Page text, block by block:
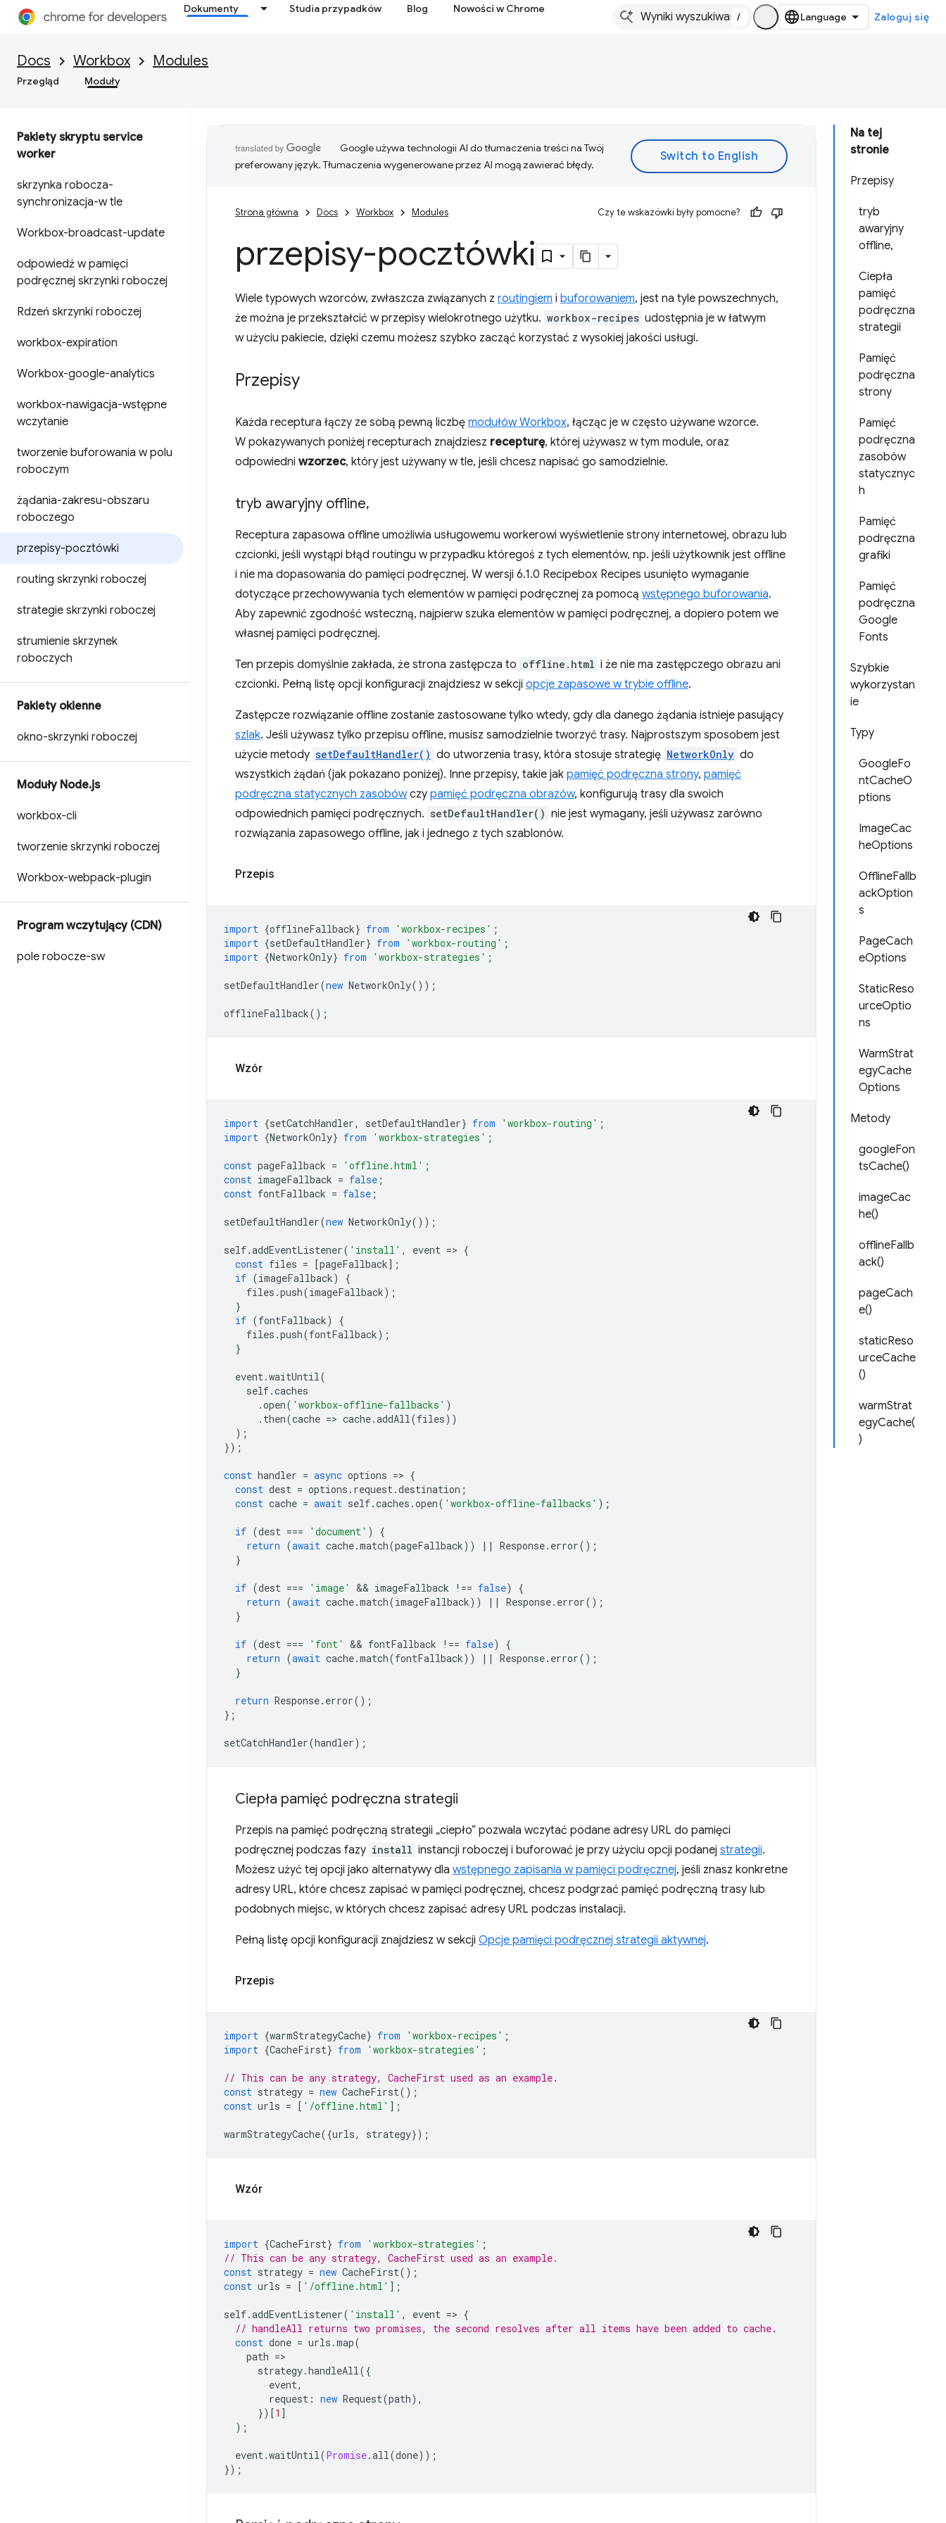
Dokumenty Studia przypadków Blog Nowości w Chrome
/ Zaloguj się
Docs Workbox Modules
Przegląd Moduły
Pakiety skryptu service
worker
skrzynka robocza-
synchronizacja-w tle
Workbox-broadcast-update
odpowiedź w pamięci
podręcznej skrzynki roboczej
Rdzeń skrzynki roboczej
workbox-expiration
Workbox-google-analytics
workbox-nawigacja-wstępne
wczytanie
tworzenie buforowania w polu
roboczym
żądania-zakresu-obszaru
roboczego
przepisy-pocztówki
routing skrzynki roboczej
strategie skrzynki roboczej
strumienie skrzynek
roboczych
Pakiety okienne
okno-skrzynki roboczej
Moduły Node.js
workbox-cli
tworzenie skrzynki roboczej
Workbox-webpack-plugin
Program wczytujący (CDN)
pole robocze-sw
Na tej
stronie
Przepisy
tryb
awaryjny
offline,
Ciepła
pamięć
podręczna
strategii
Pamięć
podręczna
strony
Pamięć
podręczna
zasobów
statycznyc
h
Pamięć
podręczna
grafiki
Pamięć
podręczna
Google
Fonts
Szybkie
wykorzystan
ie
Typy
GoogleFo
ntCacheO
ptions
ImageCac
heOptions
OfflineFallb
ackOption
s
PageCach
eOptions
StaticReso
urceOptio
ns
WarmStrat
egyCache
Options
Metody
googleFon
tsCache()
imageCac
he()
offlineFallb
ack()
pageCach
e()
staticReso
urceCache
()
warmStrat
egyCache(
)
Google używa technologii AI do tłumaczenia treści na Twój
preferowany język. Tłumaczenia wygenerowane przez AI mogą zawierać błędy.
Strona główna Docs Workbox Modules Czy te wskazówki były pomocne?
przepisy-pocztówki
Wiele typowych wzorców, zwłaszcza związanych z routingiem i buforowaniem, jest na tyle powszechnych,
że można je przekształcić w przepisy wielokrotnego użytku. workbox-recipes udostępnia je w łatwym
w użyciu pakiecie, dzięki czemu możesz szybko zacząć korzystać z wysokiej jakości usługi.
Przepisy
Każda receptura łączy ze sobą pewną liczbę modułów Workbox, łącząc je w często używane wzorce.
W pokazywanych poniżej recepturach znajdziesz recepturę, której używasz w tym module, oraz
odpowiedni wzorzec, który jest używany w tle, jeśli chcesz napisać go samodzielnie.
tryb awaryjny offline,
Receptura zapasowa offline umożliwia usługowemu workerowi wyświetlenie strony internetowej, obrazu lub
czcionki, jeśli wystąpi błąd routingu w przypadku któregoś z tych elementów, np. jeśli użytkownik jest offline
i nie ma dopasowania do pamięci podręcznej. W wersji 6.1.0 Recipebox Recipes usunięto wymaganie
dotyczące przechowywania tych elementów w pamięci podręcznej za pomocą wstępnego buforowania.
Aby zapewnić zgodność wsteczną, najpierw szuka elementów w pamięci podręcznej, a dopiero potem we
własnej pamięci podręcznej.
Ten przepis domyślnie zakłada, że strona zastępcza to offline.html i że nie ma zastępczego obrazu ani
czcionki. Pełną listę opcji konfiguracji znajdziesz w sekcji opcje zapasowe w trybie offline.
Zastępcze rozwiązanie offline zostanie zastosowane tylko wtedy, gdy dla danego żądania istnieje pasujący
szlak. Jeśli używasz tylko przepisu offline, musisz samodzielnie tworzyć trasy. Najprostszym sposobem jest
użycie metody setDefaultHandler() do utworzenia trasy, która stosuje strategię NetworkOnly do
wszystkich żądań (jak pokazano poniżej). Inne przepisy, takie jak pamięć podręczna strony, pamięć
podręczna statycznych zasobówczy pamięć podręczna obrazów, konfigurują trasy dla swoich
odpowiednich pamięci podręcznych. setDefaultHandler() nie jest wymagany, jeśli używasz zarówno
rozwiązania zapasowego offline, jak i jednego z tych szablonów.
Przepis
import {offlineFallback} from 'workbox-recipes' ;
import {setDefaultHandler} from 'workbox-routing' ;
import {NetworkOnly} from 'workbox-strategies' ;
setDefaultHandler(new NetworkOnly());
offlineFallback();
Wzór
import {setCatchHandler, setDefaultHandler} from 'workbox-routing' ;
import {NetworkOnly} from 'workbox-strategies' ;
const pageFallback = 'offline.html' ;
const imageFallback = false ;
const fontFallback = false ;
setDefaultHandler(new NetworkOnly());
self.addEventListener( 'install' , event => {
const files = [pageFallback];
if (imageFallback)
{
files .push(imageFallback);
}
if (fontFallback)
{
files .push(fontFallback);
}
event.waitUntil(
self.caches
.open( 'workbox-offline-fallbacks' )
. then(cache => cache.addAll(files))
);
});
const handler = async options => {
const dest = options . request.destination ;
const cache = await self.caches .open( 'workbox-offline-fallbacks' );
if (dest === 'document' )
{
return (await cache.match(pageFallback)) || Response. error();
}
if (dest === 'image' && imageFallback !== false)
{
return (await cache.match(imageFallback)) || Response. error();
}
if (dest === 'font' && fontFallback !== false)
{
return (await cache.match(fontFallback)) || Response. error();
}
return Response. error();
};
setCatchHandler(handler);
Ciepła pamięć podręczna strategii
Przepis na pamięć podręczną strategii „ciepło” pozwala wczytać podane adresy URL do pamięci
podręcznej podczas fazy install instancji roboczej i buforować je przy użyciu opcji podanej strategii.
Możesz użyć tej opcji jako alternatywy dla wstępnego zapisania w pamięci podręcznej, jeśli znasz konkretne
adresy URL, które chcesz zapisać w pamięci podręcznej, chcesz podgrzać pamięć podręczną trasy lub
podobnych miejsc, w których chcesz zapisać adresy URL podczas instalacji.
Pełną listę opcji konfiguracji znajdziesz w sekcji Opcje pamięci podręcznej strategii aktywnej.
Przepis
import {warmStrategyCache} from 'workbox-recipes' ;
import {CacheFirst} from 'workbox-strategies' ;
// This can be any strategy, CacheFirst used as an example.
const strategy = new CacheFirst();
const urls = [ '/offline.html' ];
warmStrategyCache({urls, strategy});
Wzór
import {CacheFirst} from 'workbox-strategies' ;
// This can be any strategy, CacheFirst used as an example.
const strategy = new CacheFirst();
const urls = [ '/offline.html' ];
self.addEventListener( 'install' , event => {
// handleAll returns two promises, the second resolves after all items have been added to cache.
const done = urls .map(
path =
strategy.handleAll({
event,
request : new Request(path),
})[1 ]
);
event.waitUntil(Promise.all(done));
});